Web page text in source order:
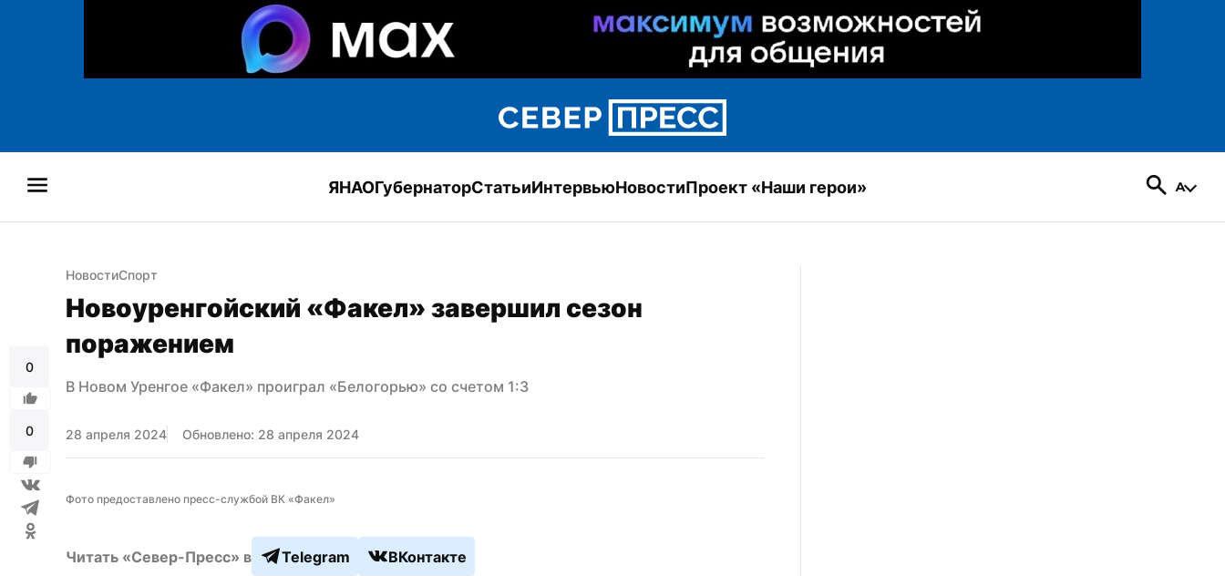
ЯНАОГубернаторСтатьиИнтервьюНовостиПроект «Наши герои»
0
0
НовостиСпорт
Новоуренгойский «Факел» завершил сезон
поражением
В Новом Уренгое «Факел» проиграл «Белогорью» со счетом 1:3
28 апреля 2024 Обновлено: 28 апреля 2024
Фото предоставлено пресс-службой ВК «Факел»
Читать «Север-Пресс» в Telegram ВКонтакте